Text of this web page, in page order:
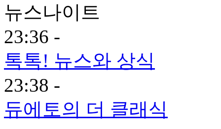
뉴스나이트
23:36 -
톡톡! 뉴스와 상식
23:38 -
듀에토의 더 클래식